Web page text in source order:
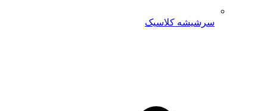
سرشیشه کلاسیک